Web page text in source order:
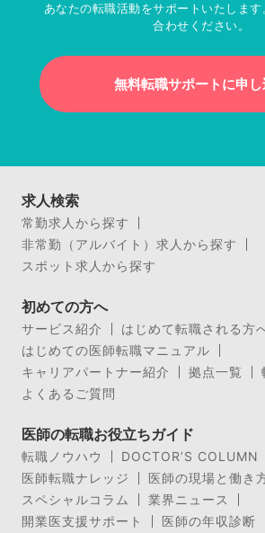
あなたの転職活動をサポートいたしま
合わせください。
無料転職サポートに申
求人検索
常勤求人から探す
非常勤（アルバイト）求人から探す
スポット求人から探す
初めての方へ
サービス紹介
はじめて転職される方
はじめての医師転職マニュアル
キャリアパートナー紹介
拠点一覧
よくあるご質問
医師の転職お役立ちガイド
転職ノウハウ
DOCTOR’S COLUMN
医師転職ナレッジ
医師の現場と働き
スペシャルコラム
業界ニュース
開業医支援サポート
医師の年収診断